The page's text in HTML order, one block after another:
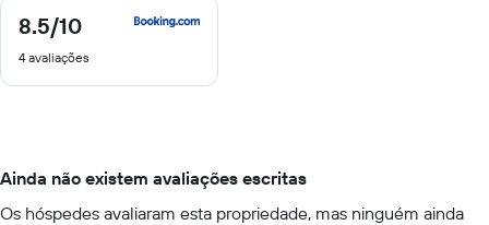
8.5/10
8.5
10
4 avaliações
Ainda não existem avaliações escritas
Os hóspedes avaliaram esta propriedade, mas ninguém ainda